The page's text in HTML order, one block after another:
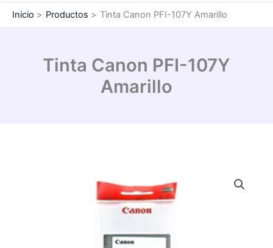
Inicio Productos Tinta Canon PFI-107Y Amarillo
Tinta Canon PFI-107Y
Amarillo